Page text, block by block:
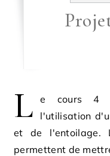
L
e cours 4
l'utilisation
et de l'entoilage.
permettent de